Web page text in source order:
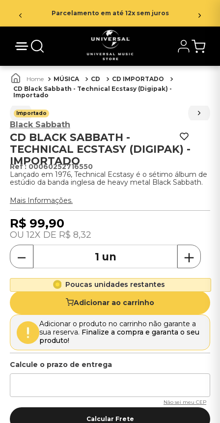
Parcelamento em até 12x sem juros
MÚSICA CD
CD IMPORTADO
CD Black Sabbath - Technical Ecstasy (Digipak) -
Importado
Importado
Black Sabbath
CD BLACK SABBATH -
TECHNICAL ECSTASY (DIGIPAK) -
IMPORTADO
: 00060252716550
Lançado em 1976, Technical Ecstasy é o sétimo álbum de
estúdio da banda inglesa de heavy metal Black Sabbath.
Mais Informações.
R$ 99,90
12 R$ 8,32
＋
－
Poucas unidades restantes
Adicionar ao carrinho
Adicionar o produto no carrinho não garante a
sua reserva. Finalize a compra e garanta o seu
produto!
Não sei meu CEP